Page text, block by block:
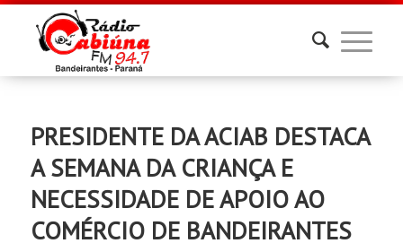
PRESIDENTE DA ACIAB DESTACA
A SEMANA DA CRIANÇA E
NECESSIDADE DE APOIO AO
COMÉRCIO DE BANDEIRANTES